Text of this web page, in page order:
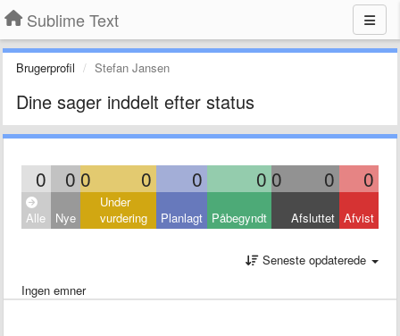
Sublime Text
Brugerprofil Stefan Jansen
Dine sager inddelt efter status
0 0 0 0 0 0 0 0 0
Alle Nye
Under
vurdering
Planlagt Påbegyndt Afsluttet Afvist
Seneste opdaterede
Ingen emner